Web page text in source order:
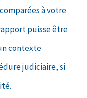
à votre
puisse être
contexte
judiciaire, si